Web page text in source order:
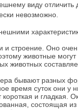
виду
невозможно.
строение. Оно
животные
бывают разных
время суток они у
и гладкая.
состоящая из